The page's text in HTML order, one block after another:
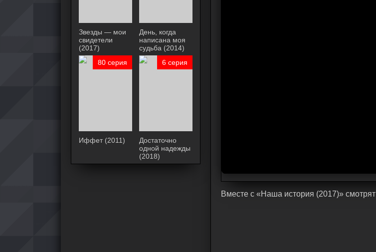
Bмecтe c «Наша история (2017)» cмoтpят
Звезды — мои
свидетели
(2017)
День, когда
написана моя
судьба (2014)
80 серия
Иффет (2011)
6 серия
Достаточно
одной надежды
(2018)